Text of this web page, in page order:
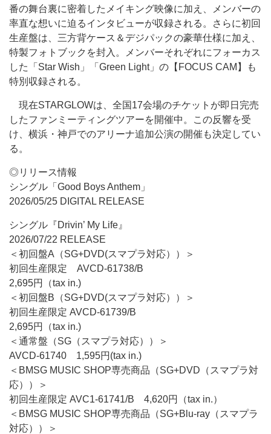
番の舞台裏に密着したメイキング映像に加え、メンバーの
率直な想いに迫るインタビューが収録される。さらに初回
生産盤は、三方背ケース＆デジパックの豪華仕様に加え、
特製フォトブックを封入。メンバーそれぞれにフォーカス
した「Star Wish」「Green Light」の【FOCUS CAM】も
特別収録される。
現在STARGLOWは、全国17会場のチケットが即日完売
したファンミーティングツアーを開催中。この反響を受
け、横浜・神戸でのアリーナ追加公演の開催も決定してい
る。
◎リリース情報
シングル「Good Boys Anthem」
2026/05/25 DIGITAL RELEASE
シングル『Drivin’ My Life』
2026/07/22 RELEASE
＜初回盤A（SG+DVD(スマプラ対応））＞
初回生産限定 AVCD-61738/B
2,695円（tax in.)
＜初回盤B（SG+DVD(スマプラ対応））＞
初回生産限定 AVCD-61739/B
2,695円（tax in.)
＜通常盤（SG（スマプラ対応））＞
AVCD-61740 1,595円(tax in.)
＜BMSG MUSIC SHOP専売商品（SG+DVD（スマプラ対
応））＞
初回生産限定 AVC1-61741/B 4,620円（tax in.）
＜BMSG MUSIC SHOP専売商品（SG+Blu-ray（スマプラ
対応））＞